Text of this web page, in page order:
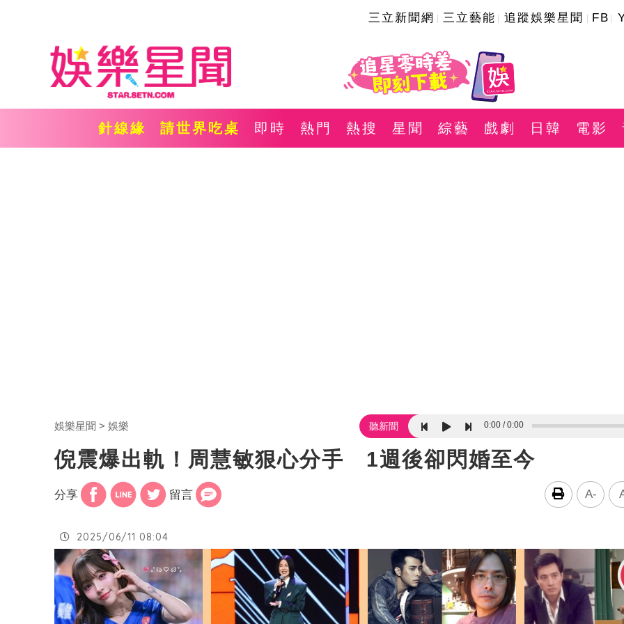
三立新聞網 三立藝能 追蹤娛樂星聞 FB
針線緣 請世界吃桌 即時 熱門 熱搜 星聞 綜藝 戲劇 日韓 電影
娛樂星聞 娛樂 聽新聞 0:00 0:00
倪震爆出軌！周慧敏狠心分手 1週後卻閃婚至今
分享 留言 A-
2025/06/11 08:04